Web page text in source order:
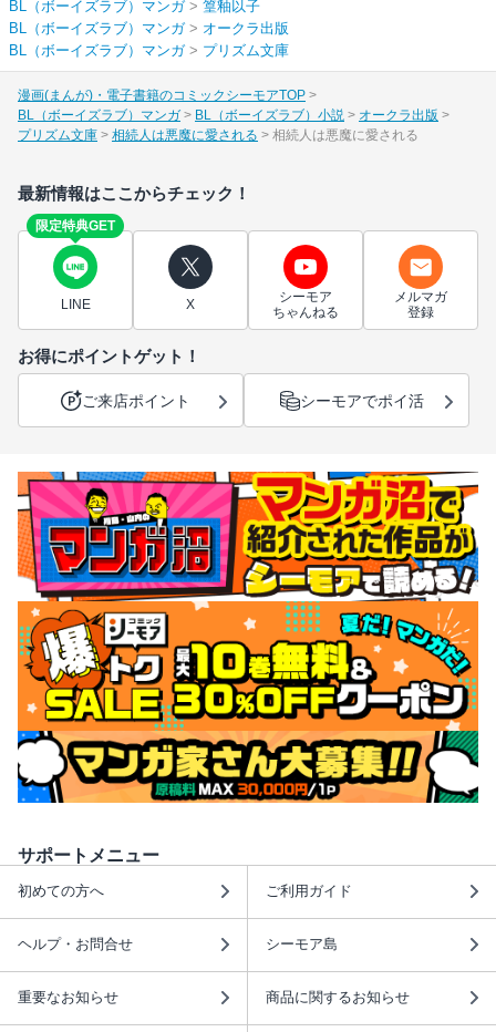
BL（ボーイズラブ）マンガ> 篁釉以子
BL（ボーイズラブ）マンガ> オークラ出版
BL（ボーイズラブ）マンガ> プリズム文庫
漫画(まんが)・電子書籍のコミックシーモアTOP
BL（ボーイズラブ）マンガ
BL（ボーイズラブ）小説
オークラ出版
プリズム文庫
相続人は悪魔に愛される 相続人は悪魔に愛される
最新情報はここからチェック！
限定特典GET
LINE X
シーモア
ちゃんねる
メルマガ
登録
お得にポイントゲット！
ご来店ポイント シーモアでポイ活
サポートメニュー
初めての方へ ご利用ガイド
ヘルプ・お問合せ シーモア島
重要なお知らせ 商品に関するお知らせ